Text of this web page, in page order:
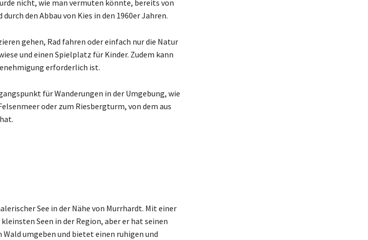
nicht, wie man vermuten könnte, bereits von
den Abbau von Kies in den 1960er Jahren.
gehen, Rad fahren oder einfach nur die Natur
und einen Spielplatz für Kinder. Zudem kann
erforderlich ist.
für Wanderungen in der Umgebung, wie
oder zum Riesbergturm, von dem aus
See in der Nähe von Murrhardt. Mit einer
Seen in der Region, aber er hat seinen
Wald umgeben und bietet einen ruhigen und